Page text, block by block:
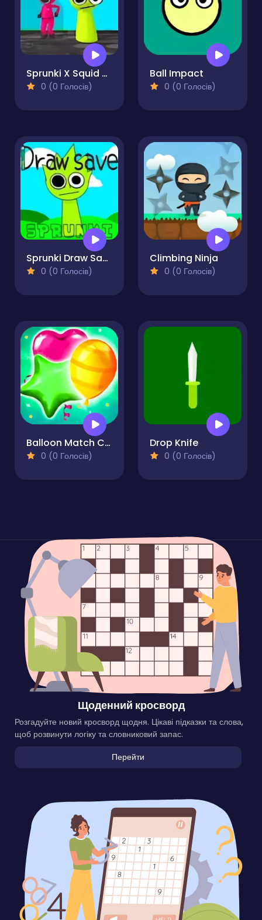
Sprunki X Squid Game Incredibox
0 (0 Голосів)
Ball Impact
0 (0 Голосів)
Sprunki Draw Save Incredibox
0 (0 Голосів)
Climbing Ninja
0 (0 Голосів)
Balloon Match Color Match
0 (0 Голосів)
Drop Knife
0 (0 Голосів)
Щоденний кросворд
Розгадуйте новий кросворд щодня. Цікаві підказки та слова,
щоб розвинути логіку та словниковий запас.
Перейти